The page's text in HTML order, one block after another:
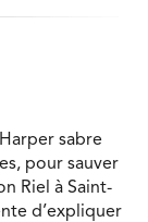
sabre
pour sauver
Riel à Saint-
d’expliquer